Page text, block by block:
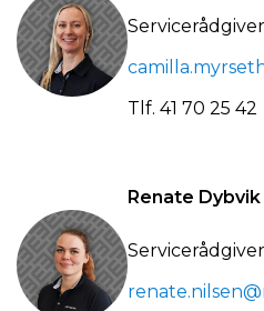
Servicerådgiver
Tlf. 41 70 25 42
Renate Dybvik
Servicerådgiver